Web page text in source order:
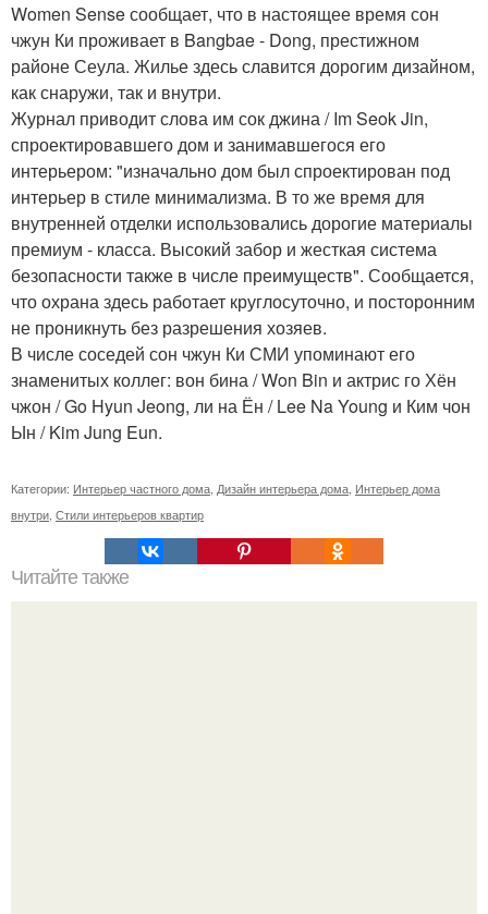
Women Sense сообщает, что в настоящее время сон
чжун Ки проживает в Bangbae - Dong, престижном
районе Сеула. Жилье здесь славится дорогим дизайном,
как снаружи, так и внутри.
Журнал приводит слова им сок джина / Im Seok Jin,
спроектировавшего дом и занимавшегося его
интерьером: "изначально дом был спроектирован под
интерьер в стиле минимализма. В то же время для
внутренней отделки использовались дорогие материалы
премиум - класса. Высокий забор и жесткая система
безопасности также в числе преимуществ". Сообщается,
что охрана здесь работает круглосуточно, и посторонним
не проникнуть без разрешения хозяев.
В числе соседей сон чжун Ки СМИ упоминают его
знаменитых коллег: вон бина / Won Bin и актрис го Хён
чжон / Go Hyun Jeong, ли на Ён / Lee Na Young и Ким чон
Ын / Kim Jung Eun.
Категории: Интерьер частного дома Дизайн интерьера дома Интерьер дома
внутри Стили интерьеров квартир
Читайте также